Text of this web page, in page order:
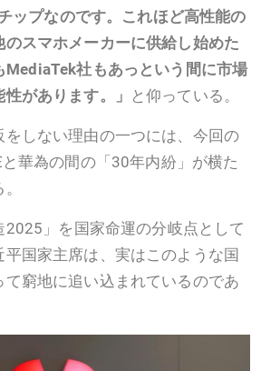
ップなのです。これほど高性能の
スマホメーカーに供給し始めた
MediaTek社もあっという間に市場
があります。」 と仰っている。
しない理由の一つには、今回の
華為の間の「30年内紛」が横た
2025」を国家命運の分岐点として
国家主席は、実はこのような国
窮地に追い込まれているのであ